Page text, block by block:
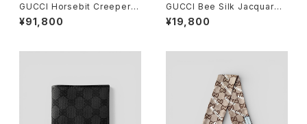
GUCCI Horsebit Creeper L
oafer Black 36 1/2
¥91,800
GUCCI Bee Silk Jacquard
Tie
¥19,800